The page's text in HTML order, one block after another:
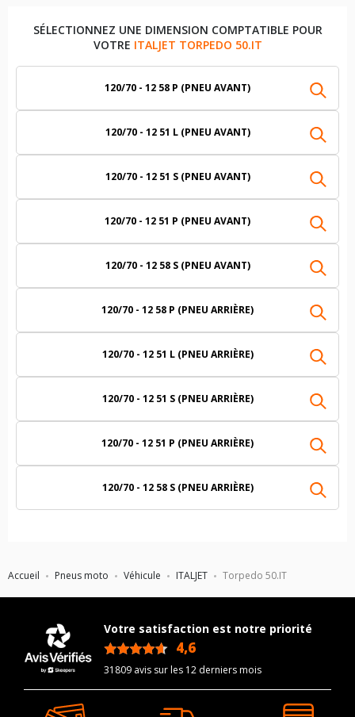
Accueil Pneus moto Véhicule ITALJET Torpedo 50.IT
SÉLECTIONNEZ UNE DIMENSION COMPTATIBLE POUR
VOTRE ITALJET TORPEDO 50.IT
120/70 - 12 58 P (PNEU AVANT)
120/70 - 12 51 L (PNEU AVANT)
120/70 - 12 51 S (PNEU AVANT)
120/70 - 12 51 P (PNEU AVANT)
120/70 - 12 58 S (PNEU AVANT)
120/70 - 12 58 P (PNEU ARRIÈRE)
120/70 - 12 51 L (PNEU ARRIÈRE)
120/70 - 12 51 S (PNEU ARRIÈRE)
120/70 - 12 51 P (PNEU ARRIÈRE)
120/70 - 12 58 S (PNEU ARRIÈRE)
Votre satisfaction est notre priorité
4,6
31809 avis sur les 12 derniers mois